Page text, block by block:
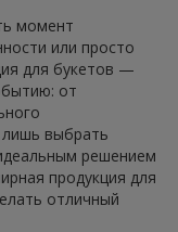
момент
или просто
для букетов —
от
выбрать
решением
продукция для
отличный